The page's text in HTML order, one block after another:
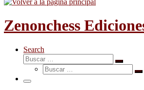
Zenonchess
Search
Buscar
Buscar
Buscar
Menú